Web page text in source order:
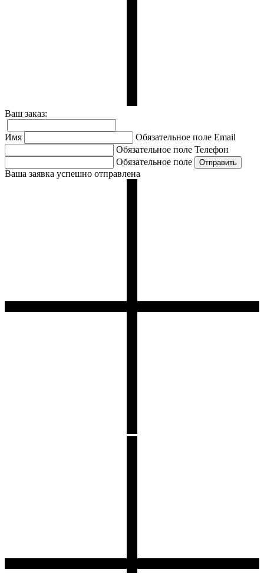
Ваш заказ:
Имя Обязательное поле Email
Обязательное поле Телефон
Обязательное поле
Ваша заявка успешно отправлена